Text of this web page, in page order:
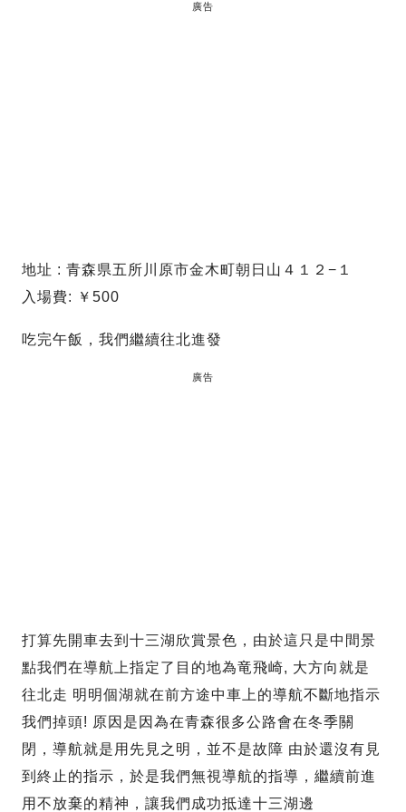
廣告
地址 : 青森県五所川原市金木町朝日山４１２−１
入場費: ￥500
吃完午飯，我們繼續往北進發
廣告
打算先開車去到十三湖欣賞景色，由於這只是中間景
點我們在導航上指定了目的地為竜飛崎, 大方向就是
往北走 明明個湖就在前方途中車上的導航不斷地指示
我們掉頭! 原因是因為在青森很多公路會在冬季關
閉，導航就是用先見之明，並不是故障 由於還沒有見
到終止的指示，於是我們無視導航的指導，繼續前進
用不放棄的精神，讓我們成功抵達十三湖邊